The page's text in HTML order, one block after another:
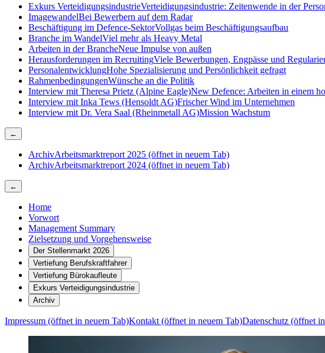
Exkurs VerteidigungsindustrieVerteidigungsindustrie: Zeitenwende in der
ImagewandelBei Bewerbern auf dem Radar
Beschäftigung im Defence-SektorVollgas beim Beschäftigungsaufbau
Branche im WandelViel mehr als Heavy Metal
Arbeiten in der BrancheNeue Impulse von außen
Herausforderungen im RecruitingViele Bewerbungen, Engpässe und
PersonalentwicklungHohe Spezialisierung und Persönlichkeit gefragt
RahmenbedingungenWünsche an die Politik
Interview mit Theresa Prietz (Alpine Eagle)New Defence: Arbeiten in einem
Interview mit Inka Tews (Hensoldt AG)Frischer Wind im Unternehmen
Interview mit Dr. Vera Saal (Rheinmetall AG)Mission Wachstum
←
ArchivArbeitsmarktreport 2025 (öffnet in neuem Tab)
ArchivArbeitsmarktreport 2024 (öffnet in neuem Tab)
←
Home
Vorwort
Management Summary
Zielsetzung und Vorgehensweise
Der Stellenmarkt 2026
Vertiefung Berufskraftfahrer
Vertiefung Bürokaufleute
Exkurs Verteidigungsindustrie
Archiv
Impressum (öffnet in neuem Tab)Kontakt (öffnet in neuem Tab)Datenschutz (öffnet